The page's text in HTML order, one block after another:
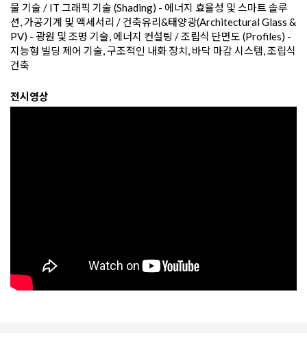
물 기술 / IT 그래픽 기술 (Shading) - 에너지 효율성 및 스마트 솔루
션, 가공기계 및 액세서리 / 건축유리&태양광(Architectural Glass &
PV) - 광원 및 조명 기술, 에너지 컨설팅 / 조립식 단면도 (Profiles) -
지능형 빌딩 제어 기술, 구조적인 내화 장치, 바닥 마감 시스템, 조립식
건축
전시영상